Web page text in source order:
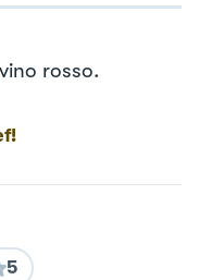
rosso.
5